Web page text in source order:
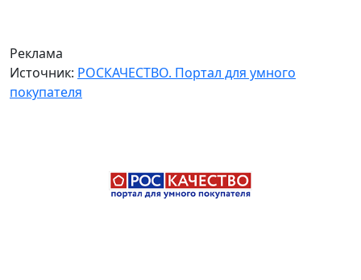
Реклама
Источник: РОСКАЧЕСТВО. Портал для умного
покупателя